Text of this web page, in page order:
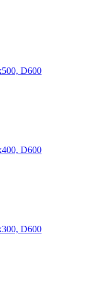
D600
D600
D600